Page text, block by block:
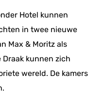
Hotel kunnen
in twee nieuwe
Max & Moritz als
kunnen zich
wereld. De kamers